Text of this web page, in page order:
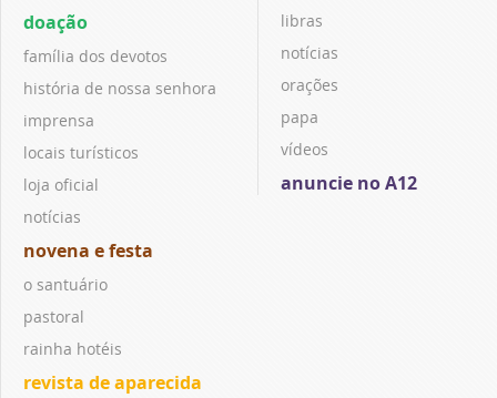
doação
família dos devotos
história de nossa senhora
imprensa
locais turísticos
loja oficial
notícias
novena e festa
o santuário
pastoral
rainha hotéis
revista de aparecida
libras
notícias
orações
papa
vídeos
anuncie no A12